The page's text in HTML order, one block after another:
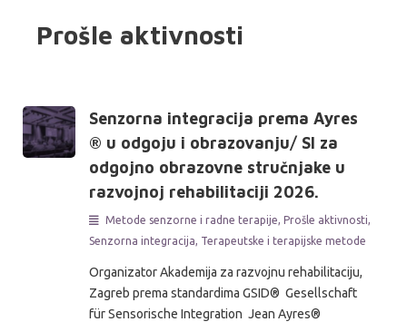
Prošle aktivnosti
Senzorna integracija prema Ayres
® u odgoju i obrazovanju/ SI za
odgojno obrazovne stručnjake u
razvojnoj rehabilitaciji 2026.
Metode senzorne i radne terapije, Prošle aktivnosti,
Senzorna integracija, Terapeutske i terapijske metode
Organizator Akademija za razvojnu rehabilitaciju,
Zagreb prema standardima GSID® Gesellschaft
für Sensorische Integration Jean Ayres®